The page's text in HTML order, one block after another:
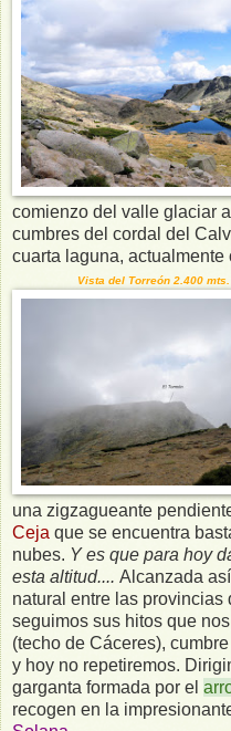
comienzo del valle glaciar
cumbres del cordal del
cuarta laguna, actualmente
Vista del Torreón 2.400
una zigzagueante
Ceja que se encuentra
nubes. Y es que para hoy
esta altitud.... Alcanzada
natural entre las provincias
seguimos sus hitos que
(techo de Cáceres),
y hoy no repetiremos.
garganta formada por el
recogen en la